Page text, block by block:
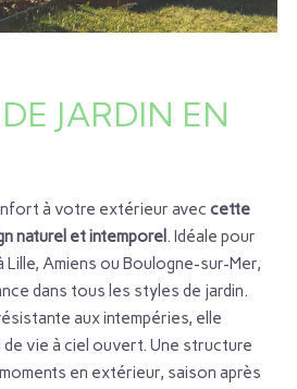
JARDIN EN
à votre extérieur avec cette
naturel et intemporel . Idéale pour
Lille, Amiens ou Boulogne-sur-Mer,
dans tous les styles de jardin.
aux intempéries, elle
vie à ciel ouvert. Une structure
en extérieur, saison après